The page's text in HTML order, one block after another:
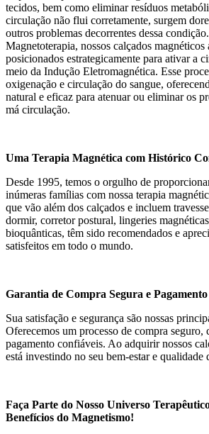
tecidos, bem como eliminar resíduos
circulação não flui corretamente, surgem
outros problemas decorrentes dessa
Magnetoterapia, nossos calçados magnéticos
posicionados estrategicamente para ativar a
meio da Indução Eletromagnética. Esse
oxigenação e circulação do sangue,
natural e eficaz para atenuar ou eliminar os
má circulação.
Uma Terapia Magnética com Histórico
Desde 1995, temos o orgulho de
inúmeras famílias com nossa terapia
que vão além dos calçados e incluem
dormir, corretor postural, lingeries
bioquânticas, têm sido recomendados e
satisfeitos em todo o mundo.
Garantia de Compra Segura e
Sua satisfação e segurança são nossas
Oferecemos um processo de compra seguro,
pagamento confiáveis. Ao adquirir nossos
está investindo no seu bem-estar e qualidade
Faça Parte do Nosso Universo
Benefícios do Magnetismo!